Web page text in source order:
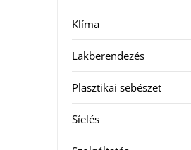
Klíma
Lakberendezés
Plasztikai sebészet
Síelés